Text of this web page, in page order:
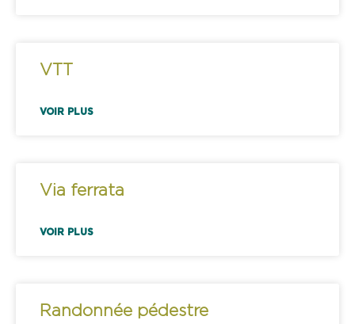
VTT
VOIR PLUS
Via ferrata
VOIR PLUS
Randonnée pédestre